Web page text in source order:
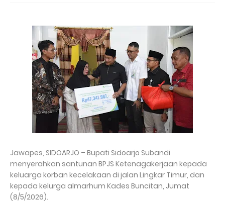
Jawapes, SIDOARJO – Bupati Sidoarjo Subandi
menyerahkan santunan BPJS Ketenagakerjaan kepada
keluarga korban kecelakaan di jalan Lingkar Timur, dan
kepada kelurga almarhum Kades Buncitan, Jumat
(8/5/2026).